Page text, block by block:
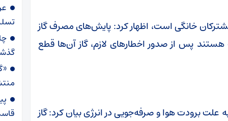
خانگی است، اظهار کرد: پایش‌های مصرف گاز
پس از صدور اخطار‌های لازم، گاز آن‌ها قطع
علت برودت هوا و صرفه‌جویی در انرژی بیان کرد: گاز